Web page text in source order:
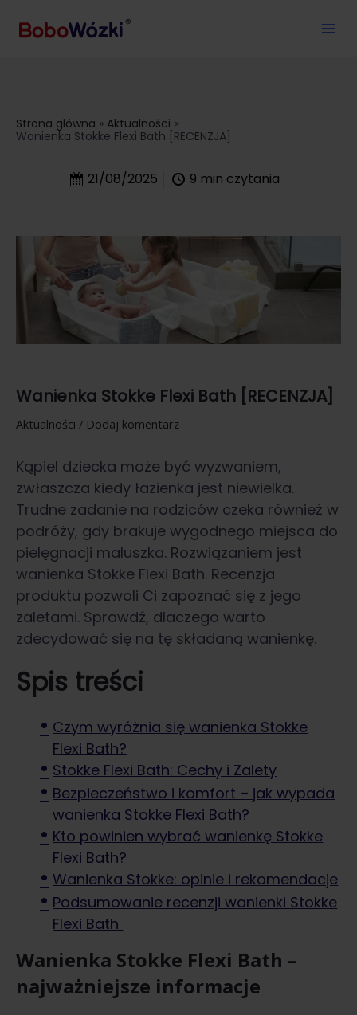
Strona główna
Aktualności
Wanienka Stokke Flexi Bath [RECENZJA]
21/08/2025 9 min czytania
Wanienka Stokke Flexi Bath [RECENZJA]
Aktualności / Dodaj komentarz
Kąpiel dziecka może być wyzwaniem,
zwłaszcza kiedy łazienka jest niewielka.
Trudne zadanie na rodziców czeka również w
podróży, gdy brakuje wygodnego miejsca do
pielęgnacji maluszka. Rozwiązaniem jest
wanienka Stokke Flexi Bath. Recenzja
produktu pozwoli Ci zapoznać się z jego
zaletami. Sprawdź, dlaczego warto
zdecydować się na tę składaną wanienkę.
Spis treści
Czym wyróżnia się wanienka Stokke
Flexi Bath?
Stokke Flexi Bath: Cechy i Zalety
Bezpieczeństwo i komfort – jak wypada
wanienka Stokke Flexi Bath?
Kto powinien wybrać wanienkę Stokke
Flexi Bath?
Wanienka Stokke: opinie i rekomendacje
Podsumowanie recenzji wanienki Stokke
Flexi Bath
Wanienka Stokke Flexi Bath –
najważniejsze informacje